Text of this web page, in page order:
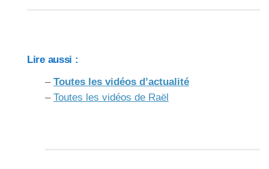
Lire aussi :
– Toutes les vidéos d’actualité
– Toutes les vidéos de Raël